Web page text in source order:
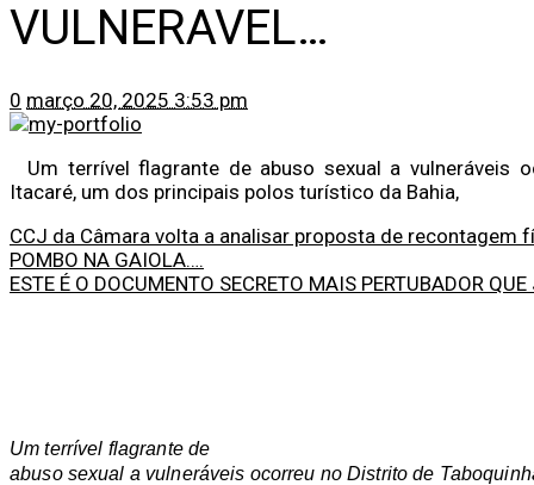
VULNERAVEL…
0 março 20, 2025 3:53 pm
Um terrível flagrante de abuso sexual a vulneráveis
Itacaré, um dos principais polos turístico da Bahia,
CCJ da Câmara volta a analisar proposta de recontagem
POMBO NA GAIOLA….
ESTE É O DOCUMENTO SECRETO MAIS PERTUBADOR
Um terrível flagrante de
abuso sexual a vulneráveis ocorreu no Distrito de